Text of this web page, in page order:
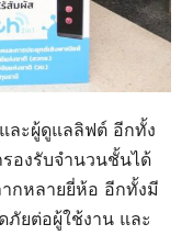
ละผู้ดูแลลิฟต์ อีกทั้ง
องรับจำนวนชั้นได้
กหลายยี่ห้อ อีกทั้งมี
ภัยต่อผู้ใช้งาน และ